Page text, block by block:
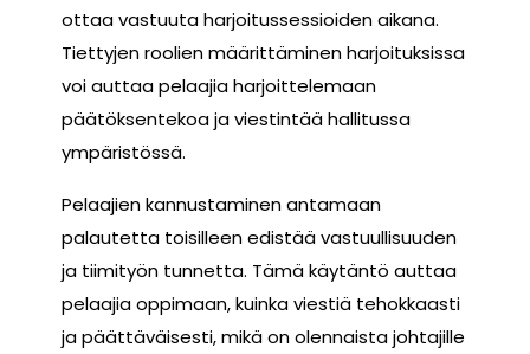
ottaa vastuuta harjoitussessioiden aikana.
Tiettyjen roolien määrittäminen harjoituksissa
voi auttaa pelaajia harjoittelemaan
päätöksentekoa ja viestintää hallitussa
ympäristössä.
Pelaajien kannustaminen antamaan
palautetta toisilleen edistää vastuullisuuden
ja tiimityön tunnetta. Tämä käytäntö auttaa
pelaajia oppimaan, kuinka viestiä tehokkaasti
ja päättäväisesti, mikä on olennaista johtajille